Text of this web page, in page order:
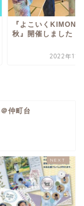
『よこいくKIMONO
秋』開催しました
2022年11
仲町台